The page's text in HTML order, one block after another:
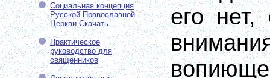
Социальная концепция
Русской Православной
Церкви Скачать
Практическое
руководство для
священников
его
вопиюще